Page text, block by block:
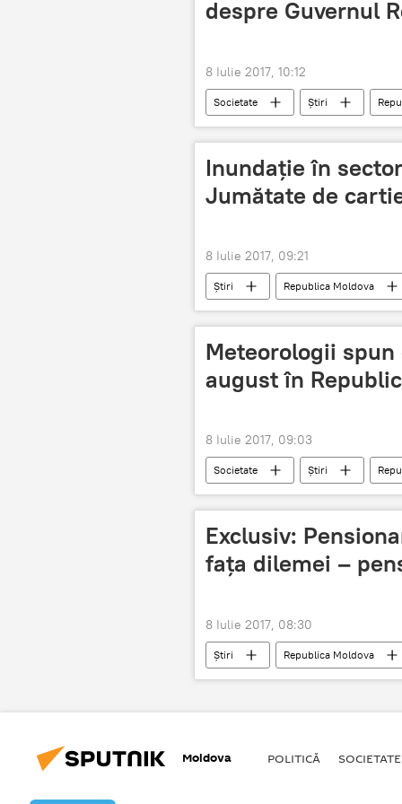
despre Guvernul
8 Iulie 2017, 10:12
Societate Știri
Primăria Chișinău
Inundație în
Jumătate de
8 Iulie 2017, 09:21
Știri Republica Moldova
Apă-Canal Chișinău
apă rece
Meteorologii
august în
8 Iulie 2017, 09:03
Societate Știri
Serviciul Hidrometeorologic de Stat
Exclusiv:
fața dilemei –
8 Iulie 2017, 08:30
Știri Republica Moldova
salariu
pensionar
Moldova POLITICĂ SOCIETATE